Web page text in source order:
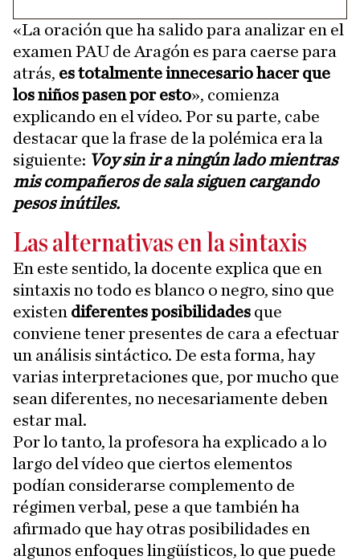
«La oración que ha salido para analizar en el
examen PAU de Aragón es para caerse para
atrás, es totalmente innecesariohacer que
los niños pasen por esto», comienza
explicando en el vídeo. Por su parte, cabe
destacar que la frase de la polémica era la
siguiente: Voy sin ir a ningún lado mientras
mis compañeros de sala siguen cargando
pesos inútiles.
Las alternativas en la sintaxis
En este sentido, la docente explica que en
sintaxis no todo es blanco o negro, sino que
existen diferentes posibilidades que
conviene tener presentes de cara a efectuar
un análisis sintáctico. De esta forma, hay
varias interpretaciones que, por mucho que
sean diferentes, no necesariamente deben
estar mal.
Por lo tanto, la profesora ha explicado a lo
largo del vídeo que ciertos elementos
podían considerarse complemento de
régimen verbal, pese a que también ha
afirmado que hay otras posibilidades en
algunos enfoques lingüísticos, lo que puede